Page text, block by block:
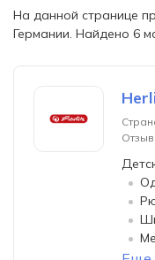
На данной странице
Германии. Найдено 6